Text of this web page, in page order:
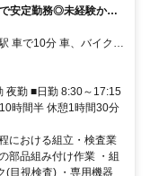
安定勤務◎未経験から
車で10分 車、バイク通
夜勤 ■日勤 8:30～17:15
時間半 休憩1時間30分
における組立・検査業
部品組み付け作業 ・組
(目視検査) ・専用機器